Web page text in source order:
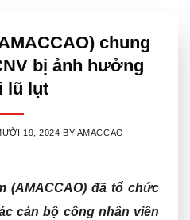
chung
bị ảnh hưởng
lũ lụt
19, 2024 BY AMACCAO
(AMACCAO) đã tổ chức
cán bộ công nhân viên